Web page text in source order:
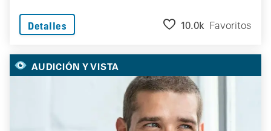
Detalles 10.0k Favoritos
AUDICIÓN Y VISTA